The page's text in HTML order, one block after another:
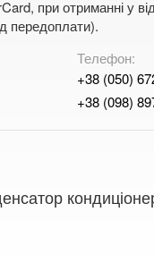
при отриманні у
передоплати).
Телефон:
+38 (050)
+38 (098)